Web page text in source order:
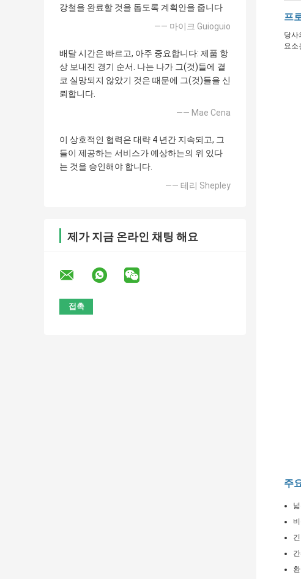
강철을 완료할 것을 돕도록 계획안을 줍니다
—— 마이크 Guioguio
배달 시간은 빠르고, 아주 중요합니다: 제품 항
상 보내진 경기 순서. 나는 나가 그(것)들에 결
코 실망되지 않았기 것은 때문에 그(것)들을 신
뢰합니다.
—— Mae Cena
이 상호적인 협력은 대략 4 년간 지속되고, 그
들이 제공하는 서비스가 예상하는의 위 있다
는 것을 승인해야 합니다.
—— 테리 Shepley
제가 지금 온라인 채팅 해요
프
당사
요소
주